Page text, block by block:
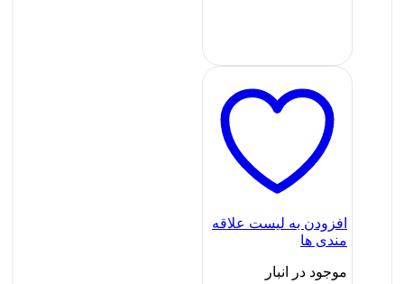
افزودن به لیست علاقه
مندی ها
موجود در انبار